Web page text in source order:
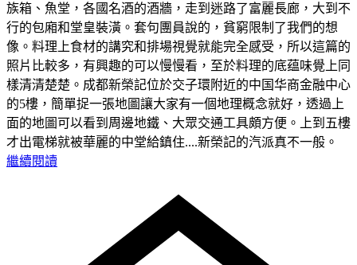
族箱、魚堂，各國名酒的酒牆，走到迷路了富麗長廊，大到不
行的包廂和堂皇裝潢。套句團員說的，貧窮限制了我們的想
像。料理上食材的講究和排場視覺就能完全感受，所以這篇的
照片比較多，有興趣的可以慢慢看，至於料理的底蕴味覺上同
樣清清楚楚。 成都新榮記位於交子環附近的中国华商金融中心
的5樓，簡單捉一張地圖讓大家有一個地理概念就好，透過上
面的地圖可以看到周邊地鐵、大眾交通工具頗方便。
上到五樓
才出電梯就被華麗的中堂給鎮住....新榮記的汽派真不一般。
繼續閱讀